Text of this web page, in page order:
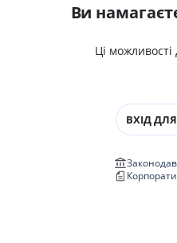
Ви
Ці
ВХІД